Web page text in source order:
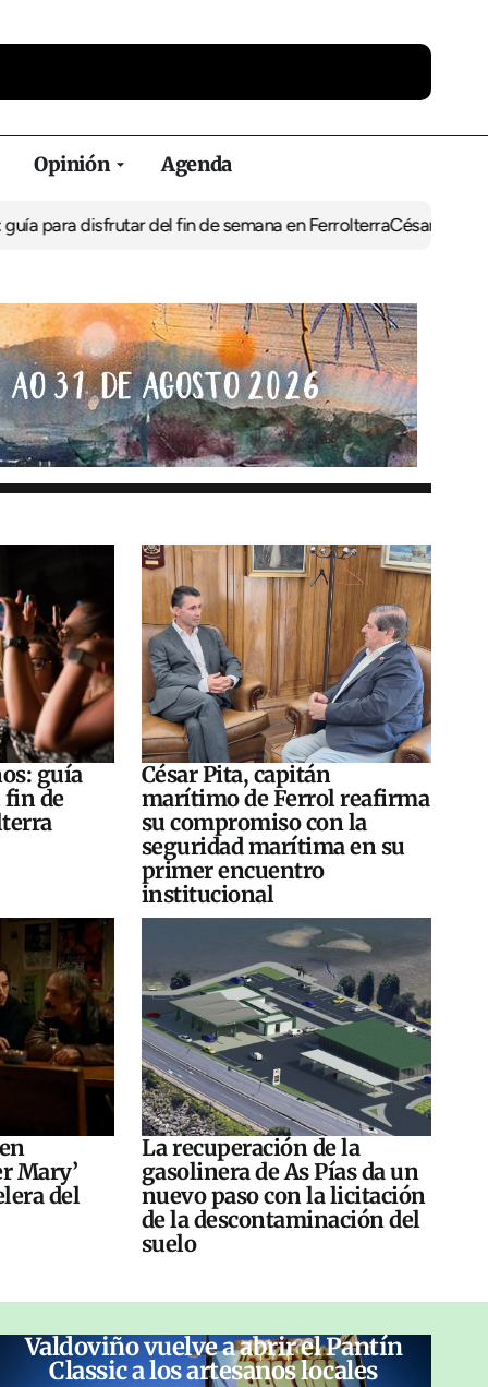
Opinión Agenda
del fin de semana en FerrolterraCésar Pita, capitán
guía
fin de
César Pita, capitán
marítimo de Ferrol reafirma
su compromiso con la
seguridad marítima en su
primer encuentro
institucional
Mary’
del
La recuperación de la
gasolinera de As Pías da un
nuevo paso con la licitación
de la descontaminación del
suelo
Valdoviño vuelve a abrir el Pantín
Classic a los artesanos locales